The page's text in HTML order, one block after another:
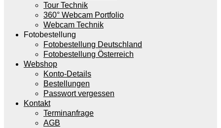
Tour Technik
360° Webcam Portfolio
Webcam Technik
Fotobestellung
Fotobestellung Deutschland
Fotobestellung Österreich
Webshop
Konto-Details
Bestellungen
Passwort vergessen
Kontakt
Terminanfrage
AGB